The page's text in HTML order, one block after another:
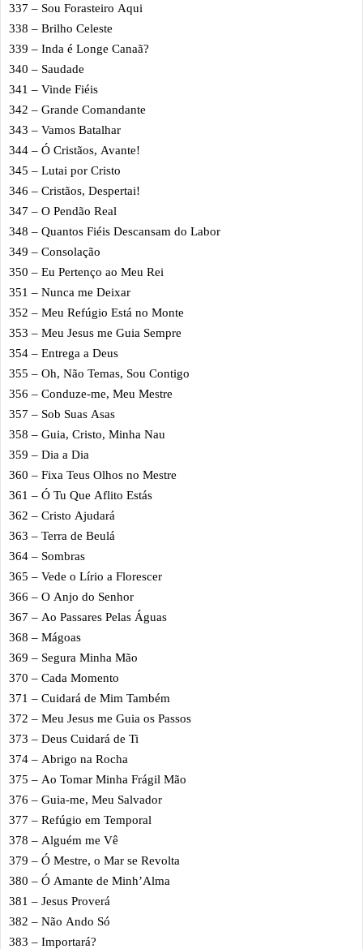
337 – Sou Forasteiro Aqui
338 – Brilho Celeste
339 – Inda é Longe Canaã?
340 – Saudade
341 – Vinde Fiéis
342 – Grande Comandante
343 – Vamos Batalhar
344 – Ó Cristãos, Avante!
345 – Lutai por Cristo
346 – Cristãos, Despertai!
347 – O Pendão Real
348 – Quantos Fiéis Descansam do Labor
349 – Consolação
350 – Eu Pertenço ao Meu Rei
351 – Nunca me Deixar
352 – Meu Refúgio Está no Monte
353 – Meu Jesus me Guia Sempre
354 – Entrega a Deus
355 – Oh, Não Temas, Sou Contigo
356 – Conduze-me, Meu Mestre
357 – Sob Suas Asas
358 – Guia, Cristo, Minha Nau
359 – Dia a Dia
360 – Fixa Teus Olhos no Mestre
361 – Ó Tu Que Aflito Estás
362 – Cristo Ajudará
363 – Terra de Beulá
364 – Sombras
365 – Vede o Lírio a Florescer
366 – O Anjo do Senhor
367 – Ao Passares Pelas Águas
368 – Mágoas
369 – Segura Minha Mão
370 – Cada Momento
371 – Cuidará de Mim Também
372 – Meu Jesus me Guia os Passos
373 – Deus Cuidará de Ti
374 – Abrigo na Rocha
375 – Ao Tomar Minha Frágil Mão
376 – Guia-me, Meu Salvador
377 – Refúgio em Temporal
378 – Alguém me Vê
379 – Ó Mestre, o Mar se Revolta
380 – Ó Amante de Minh’Alma
381 – Jesus Proverá
382 – Não Ando Só
383 – Importará?